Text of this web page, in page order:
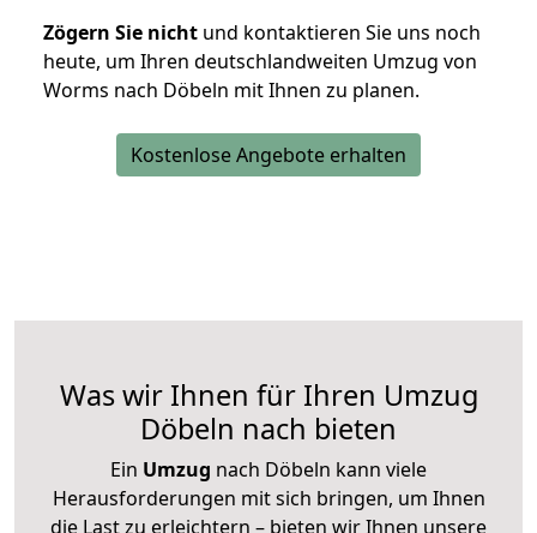
Zögern Sie nicht und kontaktieren Sie uns noch
heute, um Ihren deutschlandweiten Umzug von
Worms nach Döbeln mit Ihnen zu planen.
Kostenlose Angebote erhalten
Was wir Ihnen für Ihren Umzug
Döbeln nach bieten
Ein Umzug nach Döbeln kann viele
Herausforderungen mit sich bringen, um Ihnen
die Last zu erleichtern – bieten wir Ihnen unsere